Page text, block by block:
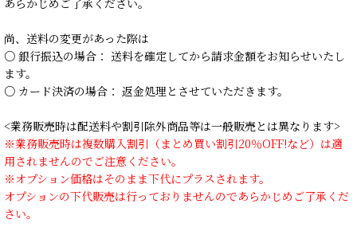
尚、送料の変更があった際は
○ 銀行振込の場合： 送料を確定してから請求金額をお知らせいたし
ます。
○ カード決済の場合： 返金処理とさせていただきます。
<業務販売時は配送料や割引除外商品等は一般販売とは異なります>
※業務販売時は複数購入割引（まとめ買い割引20％OFF!など）は適
用されませんのでご注意ください。
※オプション価格はそのまま下代にプラスされます。
オプションの下代販売は行っておりませんのであらかじめご了承くだ
さい。